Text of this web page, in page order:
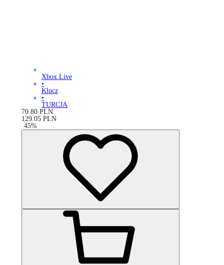
Xbox Live
•
Klucz
•
TURCJA
70.80 PLN
129.05 PLN
-45%